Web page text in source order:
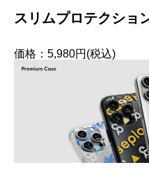
スリムプロテクショ
価格：5,980円(税込)